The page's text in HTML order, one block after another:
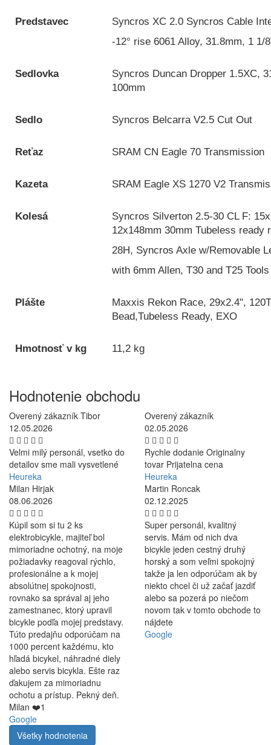
Predstavec
Syncros XC 2.0 Syncros Cable
-12° rise 6061 Alloy, 31.8mm, 1 1/
Sedlovka
Syncros Duncan Dropper 1.5XC,
100mm
Sedlo Syncros Belcarra V2.5 Cut Out
Reťaz SRAM CN Eagle 70 Transmission
Kazeta SRAM Eagle XS 1270 V2
Kolesá
Syncros Silverton 2.5-30 CL F:
12x148mm 30mm Tubeless ready
28H, Syncros Axle w/Removable
with 6mm Allen, T30 and T25 Tools
Plášte
Maxxis Rekon Race, 29x2.4",
Bead,Tubeless Ready, EXO
Hmotnosť v kg 11,2 kg
Hodnotenie obchodu
Overený zákazník Tibor
12.05.2026
Velmi milý personál, vsetko do
detailov sme mali vysvetlené
Heureka
Overený zákazník
02.05.2026
Rychle dodanie Originalny
tovar Prijatelna cena
Heureka
Milan Hirjak
08.06.2026
Kúpil som si tu 2 ks
elektrobicykle, majiteľ bol
mimoriadne ochotný, na moje
požiadavky reagoval rýchlo,
profesionálne a k mojej
absolútnej spokojnosti,
rovnako sa správal aj jeho
zamestnanec, ktorý upravil
bicykle podľa mojej predstavy.
Túto predajňu odporúčam na
1000 percent každému, kto
hľadá bicykel, náhradné diely
alebo servis bicykla. Ešte raz
ďakujem za mimoriadnu
ochotu a prístup. Pekný deň.
Milan ❤️1
Google
Martin Roncak
02.12.2025
Super personál, kvalitný
servis. Mám od nich dva
bicykle jeden cestný druhý
horský a som veľmi spokojný
takže ja len odporúčam ak by
niekto chcel či už začať jazdiť
alebo sa pozerá po niečom
novom tak v tomto obchode to
nájdete
Google
Všetky hodnotenia